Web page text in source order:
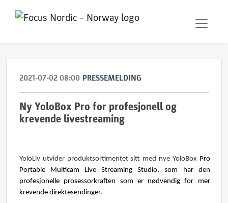
2021-07-02 08:00 PRESSEMELDING
Ny YoloBox Pro for profesjonell og
krevende livestreaming
YoloLiv utvider produktsortimentet sitt med nye YoloBox Pro
Portable Multicam Live Streaming Studio, som har den
profesjonelle prosessorkraften som er nødvendig for mer
krevende direktesendinger.